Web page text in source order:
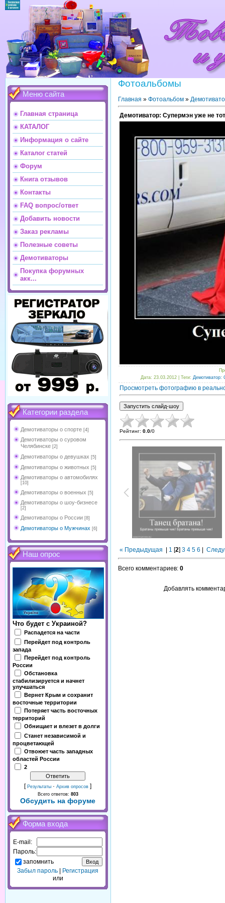
Меню сайта
Главная страница
КАТАЛОГ
Информация о сайте
Каталог статей
Форум
Книга отзывов
Контакты
FAQ вопрос/ответ
Добавить новости
Заказ рекламы
Полезные советы
Демотиваторы
Покупка форумных
акк...
Категории раздела
Демотиваторы о спорте [4]
Демотиваторы о суровом
Челябинске [2]
Демотиваторы о девушках [5]
Демотиваторы о животных [5]
Демотиваторы о автомобилях
[10]
Демотиваторы о военных [5]
Демотиваторы о шоу-бизнесе
[2]
Демотиваторы о России [8]
Демотиваторы о Мужчинах [6]
Наш опрос
Что будет с Украиной?
Распадется на части
Перейдет под контроль
запада
Перейдет под контроль
России
Обстановка
стабилизируется и начнет
улучшаться
Вернет Крым и сохранит
восточные территории
Потеряет часть восточных
территорий
Обнищает и влезет в долги
Станет независимой и
процветающей
Отвоюет часть западных
областей России
2
[ Результаты · Архив опросов ]
Всего ответов: 803
Обсудить на форуме
Форма входа
E-mail:
Пароль:
запомнить
Забыл пароль
Регистрация
или
Фотоальбомы
Главная » Фотоальбом »
Демотиватор: Супермэн уже не
Дата: 23.03.2012 | Теги: Демотиватор:
Просмотреть фотографию в
Рейтинг: 0.0/0
« Предыдущая | 1 [2] 3 4 5 6 |
Всего комментариев: 0
Добавлять